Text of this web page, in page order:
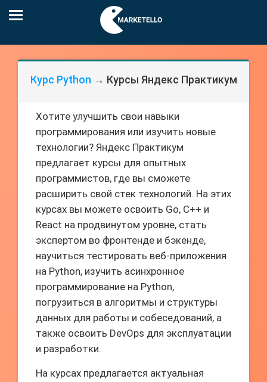
Курс Python → Курсы Яндекс Практикум
Хотите улучшить свои навыки
программирования или изучить новые
технологии? Яндекс Практикум
предлагает курсы для опытных
программистов, где вы сможете
расширить свой стек технологий. На этих
курсах вы можете освоить Go, C++ и
React на продвинутом уровне, стать
экспертом во фронтенде и бэкенде,
научиться тестировать веб-приложения
на Python, изучить асинхронное
программирование на Python,
погрузиться в алгоритмы и структуры
данных для работы и собеседований, а
также освоить DevOps для эксплуатации
и разработки.
На курсах предлагается актуальная